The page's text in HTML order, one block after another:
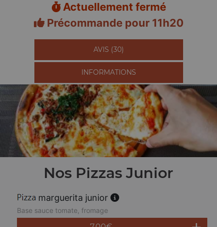
Actuellement fermé
Précommande pour 11h20
AVIS (30)
INFORMATIONS
Nos Pizzas Junior
marguerita junior
Base sauce tomate, fromage